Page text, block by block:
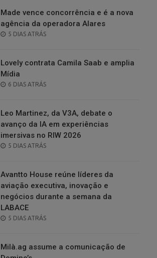
Made vence concorrência e é a nova
agência da operadora Alares
POSTED
5 DIAS ATRÁS
Lovely contrata Camila Saab e amplia
Mídia
POSTED
6 DIAS ATRÁS
Leo Martinez, da V3A, debate o
avanço da IA em experiências
imersivas no RIW 2026
POSTED
5 DIAS ATRÁS
Avantto House reúne líderes da
aviação executiva, inovação e
negócios durante a semana da
LABACE
POSTED
5 DIAS ATRÁS
Milà.ag assume a comunicação de